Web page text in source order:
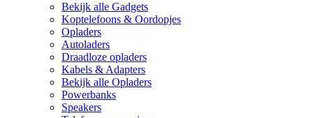
Bekijk alle Gadgets
Koptelefoons & Oordopjes
Opladers
Autoladers
Draadloze opladers
Kabels & Adapters
Bekijk alle Opladers
Powerbanks
Speakers